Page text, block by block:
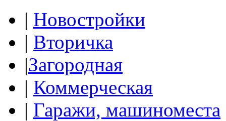
| Новостройки
| Вторичка
|Загородная
| Коммерческая
| Гаражи, машиноместа